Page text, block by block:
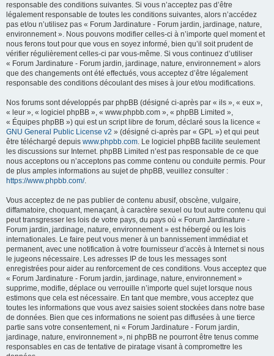
responsable des conditions suivantes. Si vous n’acceptez pas d’être
légalement responsable de toutes les conditions suivantes, alors n’accédez
pas et/ou n’utilisez pas « Forum Jardinature - Forum jardin, jardinage, nature,
environnement ». Nous pouvons modifier celles-ci à n’importe quel moment et
nous ferons tout pour que vous en soyez informé, bien qu’il soit prudent de
vérifier régulièrement celles-ci par vous-même. Si vous continuez d’utiliser
« Forum Jardinature - Forum jardin, jardinage, nature, environnement » alors
que des changements ont été effectués, vous acceptez d’être légalement
responsable des conditions découlant des mises à jour et/ou modifications.
Nos forums sont développés par phpBB (désigné ci-après par « ils », « eux »,
« leur », « logiciel phpBB », « www.phpbb.com », « phpBB Limited »,
« Équipes phpBB ») qui est un script libre de forum, déclaré sous la licence «
GNU General Public License v2 » (désigné ci-après par « GPL ») et qui peut
être téléchargé depuis www.phpbb.com. Le logiciel phpBB facilite seulement
les discussions sur Internet. phpBB Limited n’est pas responsable de ce que
nous acceptons ou n’acceptons pas comme contenu ou conduite permis. Pour
de plus amples informations au sujet de phpBB, veuillez consulter :
https://www.phpbb.com/.
Vous acceptez de ne pas publier de contenu abusif, obscène, vulgaire,
diffamatoire, choquant, menaçant, à caractère sexuel ou tout autre contenu qui
peut transgresser les lois de votre pays, du pays où « Forum Jardinature -
Forum jardin, jardinage, nature, environnement » est hébergé ou les lois
internationales. Le faire peut vous mener à un bannissement immédiat et
permanent, avec une notification à votre fournisseur d’accès à Internet si nous
le jugeons nécessaire. Les adresses IP de tous les messages sont
enregistrées pour aider au renforcement de ces conditions. Vous acceptez que
« Forum Jardinature - Forum jardin, jardinage, nature, environnement »
supprime, modifie, déplace ou verrouille n’importe quel sujet lorsque nous
estimons que cela est nécessaire. En tant que membre, vous acceptez que
toutes les informations que vous avez saisies soient stockées dans notre base
de données. Bien que ces informations ne soient pas diffusées à une tierce
partie sans votre consentement, ni « Forum Jardinature - Forum jardin,
jardinage, nature, environnement », ni phpBB ne pourront être tenus comme
responsables en cas de tentative de piratage visant à compromettre les